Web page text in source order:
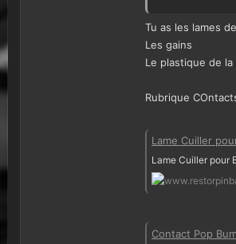
Tu as les lames
Les gains
Le plastique de la
Rubrique
Lame Cuiller
Lame Cuiller pour
Contact Pop